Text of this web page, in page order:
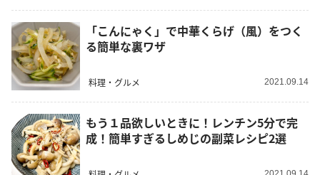
「こんにゃく」で中華くらげ（風）をつく
る簡単な裏ワザ
料理・グルメ 2021.09.14
もう１品欲しいときに！レンチン5分で完
成！簡単すぎるしめじの副菜レシピ2選